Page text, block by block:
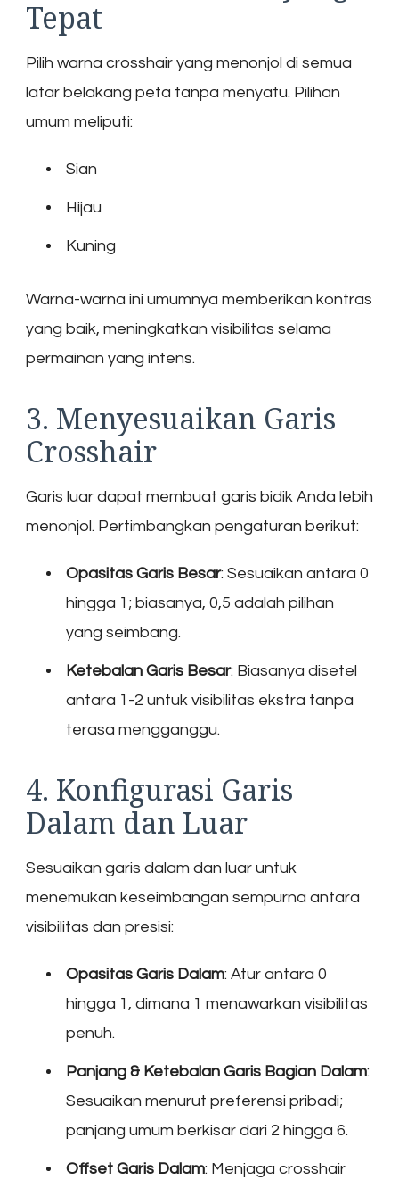
Tepat
Pilih warna crosshair yang menonjol di semua
latar belakang peta tanpa menyatu. Pilihan
umum meliputi:
Sian
Hijau
Kuning
Warna-warna ini umumnya memberikan kontras
yang baik, meningkatkan visibilitas selama
permainan yang intens.
3. Menyesuaikan Garis
Crosshair
Garis luar dapat membuat garis bidik Anda lebih
menonjol. Pertimbangkan pengaturan berikut:
Opasitas Garis Besar: Sesuaikan antara 0
hingga 1; biasanya, 0,5 adalah pilihan
yang seimbang.
Ketebalan Garis Besar: Biasanya disetel
antara 1-2 untuk visibilitas ekstra tanpa
terasa mengganggu.
4. Konfigurasi Garis
Dalam dan Luar
Sesuaikan garis dalam dan luar untuk
menemukan keseimbangan sempurna antara
visibilitas dan presisi:
Opasitas Garis Dalam: Atur antara 0
hingga 1, dimana 1 menawarkan visibilitas
penuh.
Panjang & Ketebalan Garis Bagian Dalam:
Sesuaikan menurut preferensi pribadi;
panjang umum berkisar dari 2 hingga 6.
Offset Garis Dalam: Menjaga crosshair